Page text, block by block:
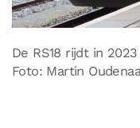
De RS18 rijdt in
Foto: Martin